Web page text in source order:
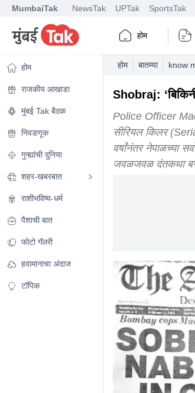
MumbaiTak NewsTak UPTak SportsTak
होम
होम
राजकीय आखाडा
मुंबई Tak बैठक
निवडणूक
गुन्ह्यांची दुनिया
शहर-खबरबात
राशीभविष्य-धर्म
पैशाची बात
फोटो गॅलरी
हवामानाचा अंदाज
टॉपिक
होम बातम्या know
Shobraj:
Police Officer
सीरियल किलर
वर्षांनंतर नेपाळच्या
जवळजवळ दंतकथा